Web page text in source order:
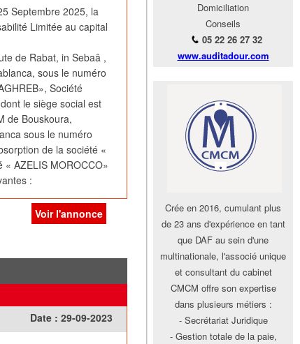
Domiciliation
Conseils
05 22 26 27 32
www.auditadour.com
Crée en 2016, cumulant plus
de 23 ans d'expérience en tant
que DAF au sein d'une
multinationale, l'associé unique
et consultant du cabinet
CMCM offre son expertise
dans plusieurs métiers :
- Secrétariat Juridique
- Gestion totale de la paie,
Septembre 2025, la
Limitée au capital
de Rabat, in Sebaâ ,
sous le numéro
Société
le siège social est
de Bouskoura,
sous le numéro
de la société «
« AZELIS MOROCCO»
:
et permettra :
de la Société Absorbée
des deux Parties ;
moyens matériels et
arrêter le principe de la
Voir l'annonce
Date :29-09-2023